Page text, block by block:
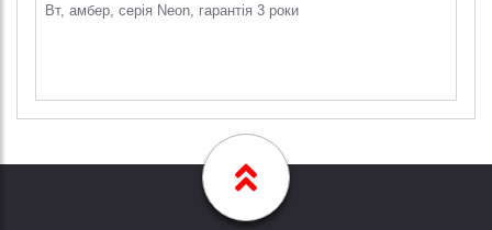
Вт, амбер, серія Neon, гарантія 3 роки